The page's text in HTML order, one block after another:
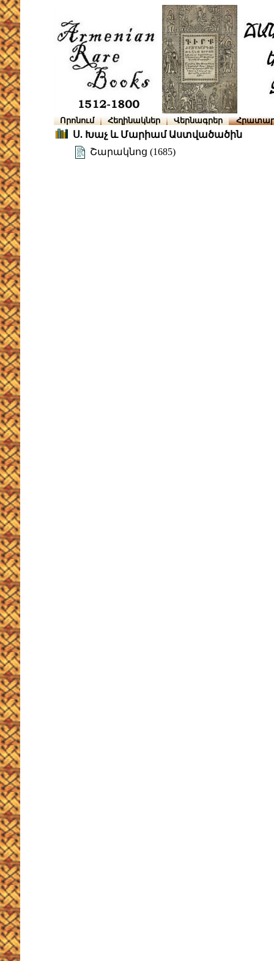
Որոնում Հեղինակներ Վերնագրեր
Ս. Խաչ և Մարիամ Աստվածածին
Շարակնոց (1685)